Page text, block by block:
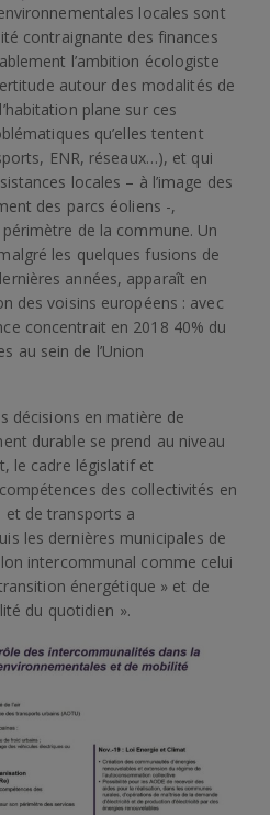
locales sont
contraignante des finances
l’ambition écologiste
autour des modalités de
plane sur ces
qu’elles tentent
ENR, réseaux…), et qui
locales – à l’image des
des parcs éoliens -,
de la commune. Un
les quelques fusions de
années, apparaît en
des voisins européens : avec
concentrait en 2018 40% du
au sein de l’Union
décisions en matière de
durable se prend au niveau
le cadre législatif et
des collectivités en
et de transports a
les dernières municipales de
intercommunal comme celui
énergétique » et de
du quotidien ».